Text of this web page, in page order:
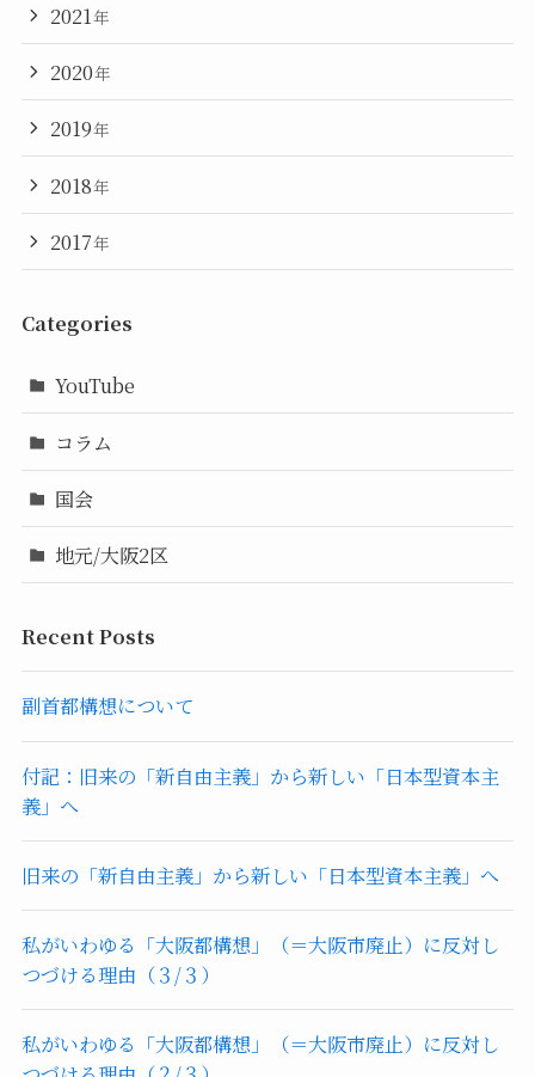
2021年
2020年
2019年
2018年
2017年
Categories
YouTube
コラム
国会
地元/大阪2区
Recent Posts
副首都構想について
付記：旧来の「新自由主義」から新しい「日本型資本主
義」へ
旧来の「新自由主義」から新しい「日本型資本主義」へ
私がいわゆる「大阪都構想」（＝大阪市廃止）に反対し
つづける理由（３/３）
私がいわゆる「大阪都構想」（＝大阪市廃止）に反対し